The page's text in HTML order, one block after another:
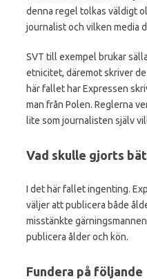
denna regel tolkas väldigt
journalist och vilken media
SVT till exempel brukar
etnicitet, däremot skriver
här fallet har Expressen
man från Polen. Reglerna
lite som journalisten själv
Vad skulle gjorts
I det här fallet ingenting.
väljer att publicera både
misstänkte
publicera ålder och kön.
Fundera på följande